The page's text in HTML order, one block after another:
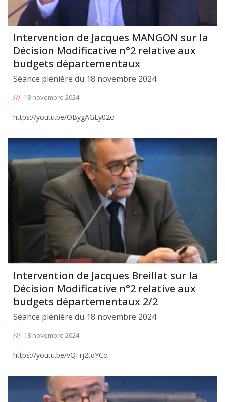
Intervention de Jacques MANGON sur la
Décision Modificative n°2 relative aux
budgets départementaux
Séance plénière du 18 novembre 2024
/// 18 novembre 2024
https://youtu.be/OBygAGLy02o
Intervention de Jacques Breillat sur la
Décision Modificative n°2 relative aux
budgets départementaux 2/2
Séance plénière du 18 novembre 2024
/// 18 novembre 2024
https://youtu.be/vQFrj2tqYCo